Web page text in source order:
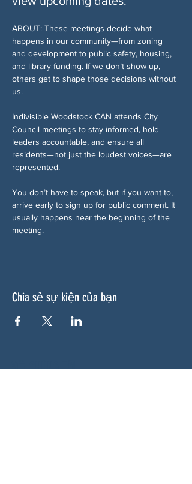
ABOUT: These meetings decide what
happens in our community—from zoning
and development to public safety, housing,
and library funding. If we don’t show up,
others get to shape those decisions without
us.
Indivisible Woodstock CAN attends City
Council meetings to stay informed, hold
leaders accountable, and ensure all
residents—not just the loudest voices—are
represented.
You don’t have to speak, but if you want to,
arrive early to sign up for public comment. It
usually happens near the beginning of the
meeting.
Chia sẻ sự kiện của bạn
VỀ CHÚNG TÔI